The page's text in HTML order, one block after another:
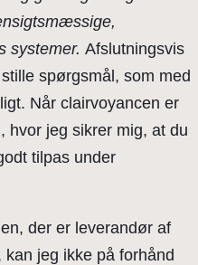
systemer. Afslutningsvis
spørgsmål, som med
Når clairvoyancen er
hvor jeg sikrer mig, at du
tilpas under
der er leverandør af
jeg ikke på forhånd